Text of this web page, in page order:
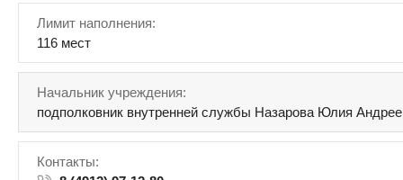
Лимит наполнения:
116 мест
Начальник учреждения:
подполковник внутренней службы Назарова Юлия
Контакты: